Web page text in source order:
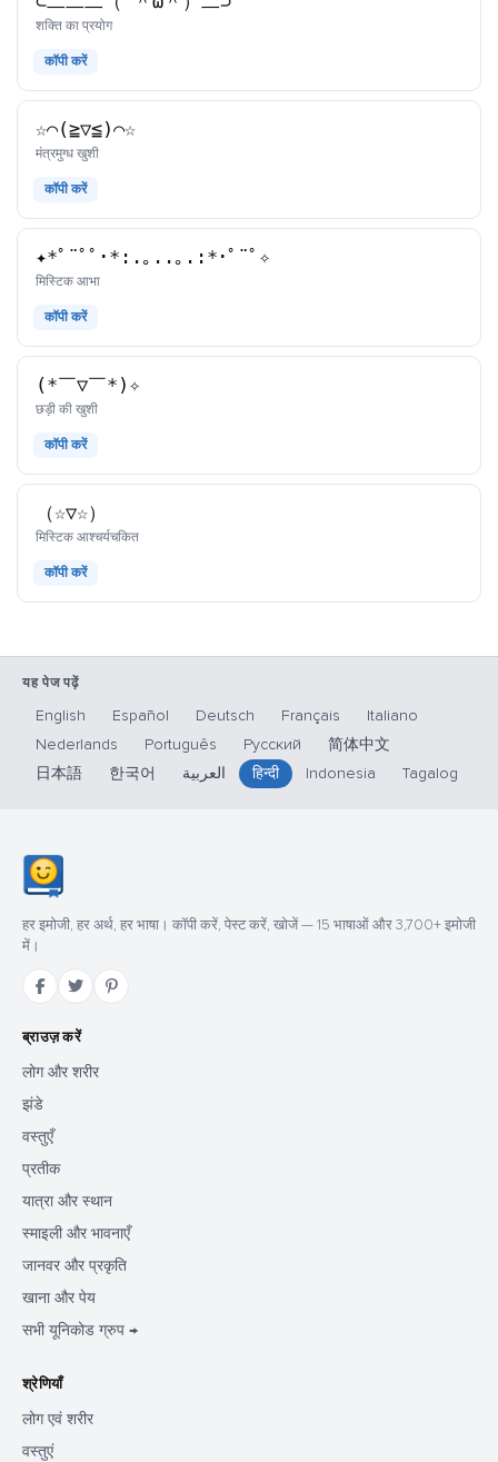
शक्ति का प्रयोगकाओमोजी
कॉपी करें
☆⌒(≧▽​≦)⌒☆
मंत्रमुग्ध खुशीकाओमोजी
कॉपी करें
✦*ﾟ¨ﾟﾟ･*:.｡..｡.:*･ﾟ¨ﾟ✧
मिस्टिक आभाकाओमोजी
कॉपी करें
(*￣▽￣*)✧
छड़ी की खुशीकाओमोजी
कॉपी करें
（☆▽☆）
मिस्टिक आश्चर्यचकितकाओमोजी
कॉपी करें
यह पेज पढ़ें
English Español Deutsch Français
Italiano
Nederlands
Português Русский
简体中文
日本語
한국어 العربية हिन्दी Indonesia Tagalog
हर इमोजी, हर अर्थ, हर भाषा। कॉपी करें, पेस्ट करें, खोजें — 15 भाषाओं और 3,700+ इमोजी
में।
ब्राउज़ करें
लोग और शरीर
झंडे
वस्तुएँ
प्रतीक
यात्रा और स्थान
स्माइली और भावनाएँ
जानवर और प्रकृति
खाना और पेय
सभी यूनिकोड ग्रुप →
श्रेणियाँ
लोग एवं शरीर
वस्तुएं